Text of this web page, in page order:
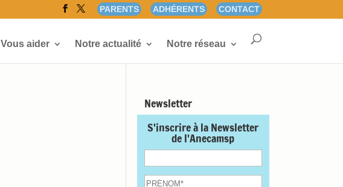
PARENTS ADHÉRENTS CONTACT
Vous aider Notre actualité Notre réseau
Newsletter
S'inscrire à la Newsletter
de l'Anecamsp